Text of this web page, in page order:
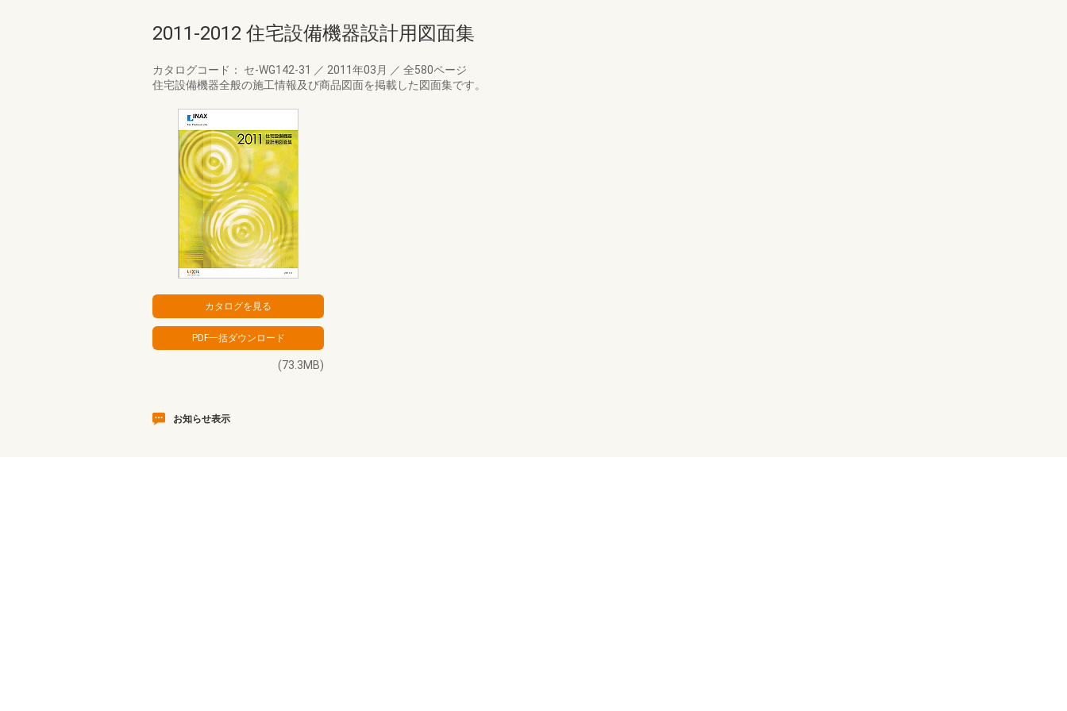
2011-2012 住宅設備機器設計用図面集
カタログコード： セ-WG142-31 ／ 2011年03月 ／ 全580ページ
住宅設備機器全般の施工情報及び商品図面を掲載した図面集です。
(73.3MB)
お知らせ表示